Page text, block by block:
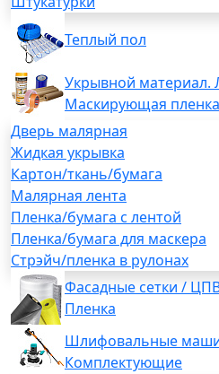
Теплый пол
Укрывной материал.
Маскирующая пленка
Дверь малярная
Жидкая укрывка
Картон/ткань/бумага
Малярная лента
Пленка/бумага с лентой
Пленка/бумага для маскера
Стрэйч/пленка в рулонах
Фасадные сетки /
Пленка
Шлифовальные
Комплектующие